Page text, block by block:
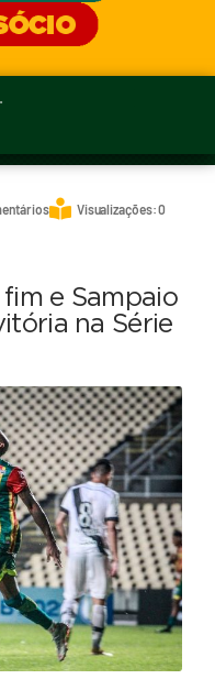
Visualizações: 0
e Sampaio
na Série